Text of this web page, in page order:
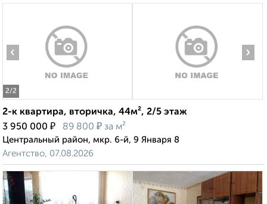
2/2
‹ ›
2-к квартира, вторичка, 44м², 2/5 этаж
3 950 000 ₽ 89 800 ₽ за м²
Центральный район, мкр. 6-й, 9 Января 8
Агентство, 07.08.2026